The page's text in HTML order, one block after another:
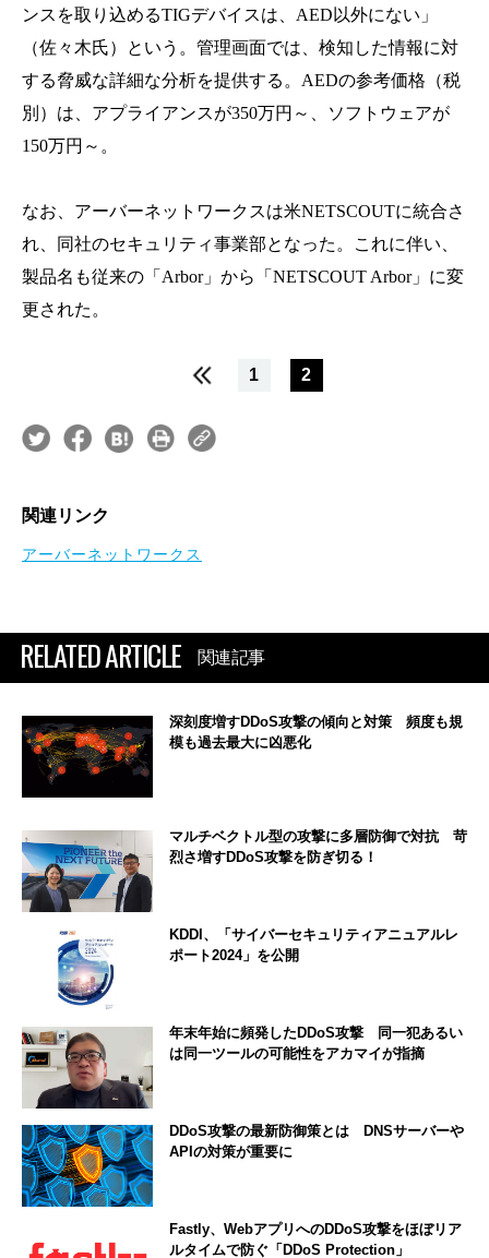
ンスを取り込めるTIGデバイスは、AED以外にない」
（佐々木氏）という。管理画面では、検知した情報に対
する脅威な詳細な分析を提供する。 AEDの参考価格（税
別）は、アプライアンスが350万円～、ソフトウェアが
150万円～。
なお、アーバーネットワークスは米NETSCOUTに統合さ
れ、同社のセキュリティ事業部となった。これに伴い、
製品名も従来の「Arbor」から「NETSCOUT Arbor」に変
更された。
1 2
関連リンク
アーバーネットワークス
RELATED ARTICLE 関連記事
深刻度増すDDoS攻撃の傾向と対策 頻度も規
模も過去最大に凶悪化
マルチベクトル型の攻撃に多層防御で対抗 苛
烈さ増すDDoS攻撃を防ぎ切る！
KDDI、「サイバーセキュリティアニュアルレ
ポート2024」を公開
年末年始に頻発したDDoS攻撃 同一犯あるい
は同一ツールの可能性をアカマイが指摘
DDoS攻撃の最新防御策とは DNSサーバーや
APIの対策が重要に
Fastly、WebアプリへのDDoS攻撃をほぼリア
ルタイムで防ぐ「DDoS Protection」